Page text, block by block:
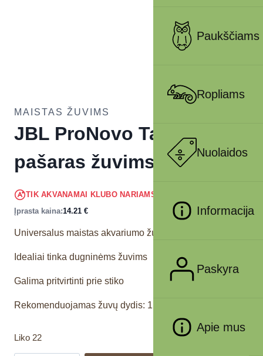
Paukščiams
Ropliams
Nuolaidos
Informacija
Paskyra
Apie mus
MAISTAS ŽUVIMS
JBL ProNovo Tab M
pašaras žuvims 250 ml
TIK AKVANAMAI KLUBO NARIAMS
Įprasta kaina:14.21 €
Universalus maistas akvariumo žuvims
Idealiai tinka dugninėms žuvims
Galima pritvirtinti prie stiko
Rekomenduojamas žuvų dydis: 1 – 20 cm
Liko 22